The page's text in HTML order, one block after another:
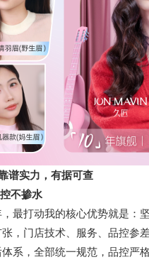
谱实力，有据可查
不掺水
最打动我的核心优势就是：
，门店技术、服务、品控参
系，全部统一规范，品控严